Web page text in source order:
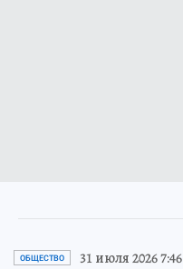
ОБЩЕСТВО 31 июля 2026 7:46